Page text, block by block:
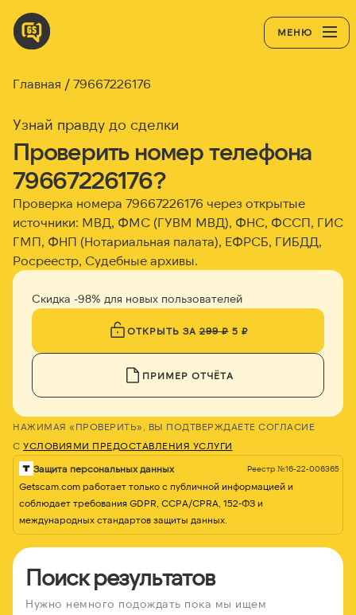
МЕНЮ
Главная 79667226176
Узнай правду до сделки
Проверить номер телефона
79667226176?
Проверка номера 79667226176 через открытые
источники: МВД, ФМС (ГУВМ МВД), ФНС, ФССП, ГИС
ГМП, ФНП (Нотариальная палата), ЕФРСБ, ГИБДД,
Росреестр, Судебные архивы.
Скидка -98% для новых пользователей
ОТКРЫТЬ ЗА299 ₽5 ₽
ПРИМЕР ОТЧЁТА
НАЖИМАЯ «ПРОВЕРИТЬ», ВЫ ПОДТВЕРЖДАЕТЕ СОГЛАСИЕ
С УСЛОВИЯМИ ПРЕДОСТАВЛЕНИЯ УСЛУГИ
Защита персональных данных Реестр №16-22-006365
Getscam.com работает только с публичной информацией и
соблюдает требования GDPR, CCPA/CPRA, 152-ФЗ и
международных стандартов защиты данных.
Поиск результатов
Нужно немного подождать пока мы ищем